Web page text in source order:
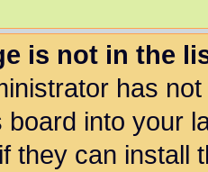
is not in the
has
board into your
they can install